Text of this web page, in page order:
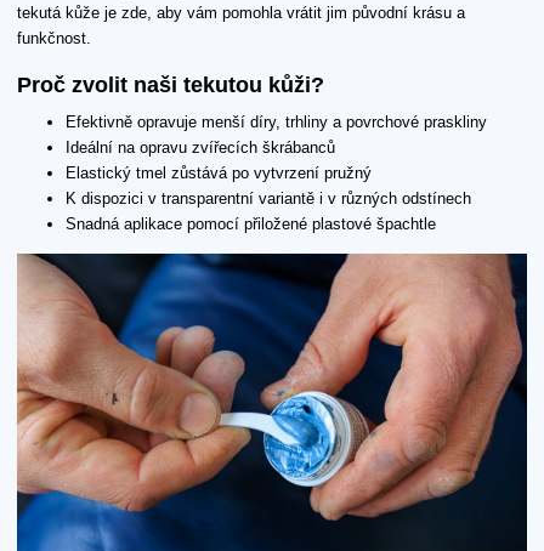
tekutá kůže je zde, aby vám pomohla vrátit jim původní krásu a
funkčnost.
Proč zvolit naši tekutou kůži?
Efektivně opravuje menší díry, trhliny a povrchové praskliny
Ideální na opravu zvířecích škrábanců
Elastický tmel zůstává po vytvrzení pružný
K dispozici v transparentní variantě i v různých odstínech
Snadná aplikace pomocí přiložené plastové špachtle